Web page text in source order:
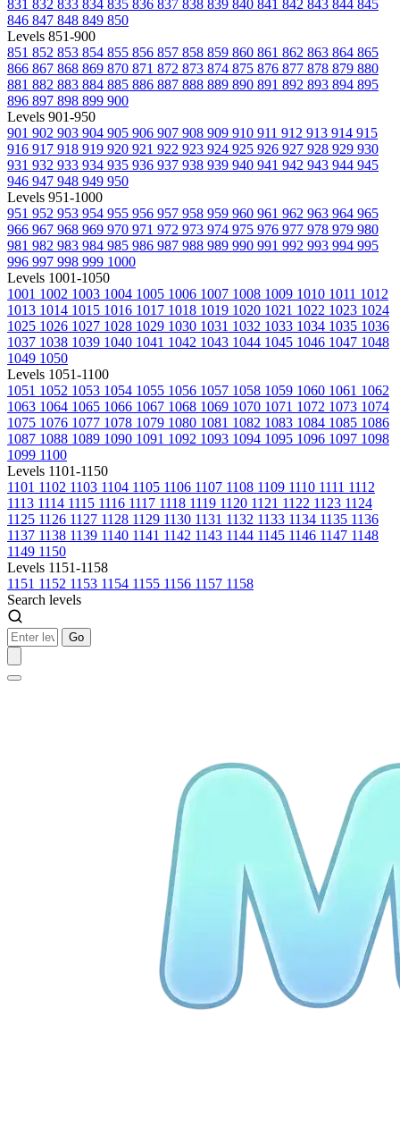
831 832 833 834 835 836 837 838 839 840 841 842 843 844 845
846 847 848 849 850
Levels 851-900
851 852 853 854 855 856 857 858 859 860 861 862 863 864 865
866 867 868 869 870 871 872 873 874 875 876 877 878 879 880
881 882 883 884 885 886 887 888 889 890 891 892 893 894 895
896 897 898 899 900
Levels 901-950
901 902 903 904 905 906 907 908 909 910 911 912 913 914 915
916 917 918 919 920 921 922 923 924 925 926 927 928 929 930
931 932 933 934 935 936 937 938 939 940 941 942 943 944 945
946 947 948 949 950
Levels 951-1000
951 952 953 954 955 956 957 958 959 960 961 962 963 964 965
966 967 968 969 970 971 972 973 974 975 976 977 978 979 980
981 982 983 984 985 986 987 988 989 990 991 992 993 994 995
996 997 998 999 1000
Levels 1001-1050
1001 1002 1003 1004 1005 1006 1007 1008 1009 1010 1011 1012
1013 1014 1015 1016 1017 1018 1019 1020 1021 1022 1023 1024
1025 1026 1027 1028 1029 1030 1031 1032 1033 1034 1035 1036
1037 1038 1039 1040 1041 1042 1043 1044 1045 1046 1047 1048
1049 1050
Levels 1051-1100
1051 1052 1053 1054 1055 1056 1057 1058 1059 1060 1061 1062
1063 1064 1065 1066 1067 1068 1069 1070 1071 1072 1073 1074
1075 1076 1077 1078 1079 1080 1081 1082 1083 1084 1085 1086
1087 1088 1089 1090 1091 1092 1093 1094 1095 1096 1097 1098
1099 1100
Levels 1101-1150
1101 1102 1103 1104 1105 1106 1107 1108 1109 1110 1111 1112
1113 1114 1115 1116 1117 1118 1119 1120 1121 1122 1123 1124
1125 1126 1127 1128 1129 1130 1131 1132 1133 1134 1135 1136
1137 1138 1139 1140 1141 1142 1143 1144 1145 1146 1147 1148
1149 1150
Levels 1151-1158
1151 1152 1153 1154 1155 1156 1157 1158
Search levels
Go